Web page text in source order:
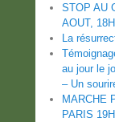
STOP AU
AOUT,
La
au jour le
– Un
MARCHE
PARIS